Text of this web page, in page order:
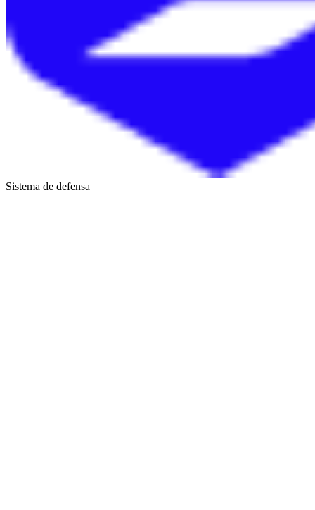
Sistema de defensa